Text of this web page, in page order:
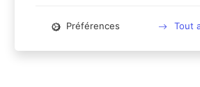
Préférences Tout